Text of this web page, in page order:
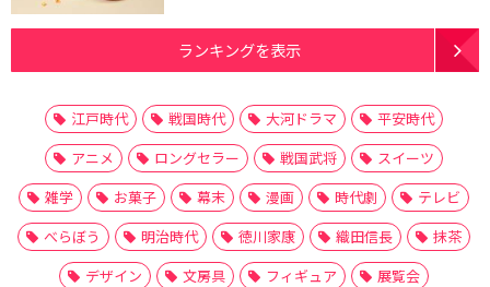
ランキングを表示
江戸時代 戦国時代 大河ドラマ
平安時代
アニメ
ロングセラー 戦国武将
スイーツ
雑学
お菓子 幕末 漫画 時代劇
テレビ
べらぼう
明治時代 徳川家康 織田信長
抹茶
デザイン
文房具 フィギュア
展覧会